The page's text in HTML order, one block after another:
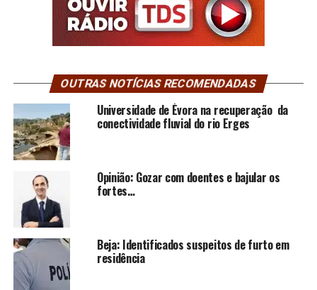
OUTRAS NOTÍCIAS RECOMENDADAS
Universidade de Évora na recuperação da
conectividade fluvial do rio Erges
Opinião: Gozar com doentes e bajular os
fortes…
Beja: Identificados suspeitos de furto em
residência